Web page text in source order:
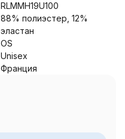
RLMMH19U100
88% полиэстер, 12%
эластан
OS
Unisex
Франция